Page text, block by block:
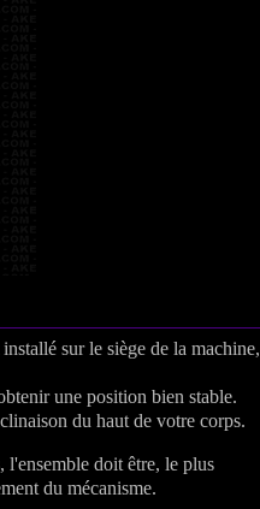
sur le siège de la machine,
une position bien stable.
du haut de votre corps.
l'ensemble doit être, le plus
du mécanisme.